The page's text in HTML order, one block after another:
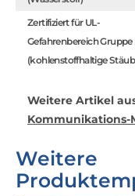
Zertifiziert für UL-
Gefahrenbereich Gruppe
(kohlenstoffhaltige
Weitere Artikel
Kommunikations-
Weitere